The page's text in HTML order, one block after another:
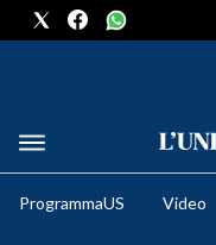
METEO
ProgrammaUS Video